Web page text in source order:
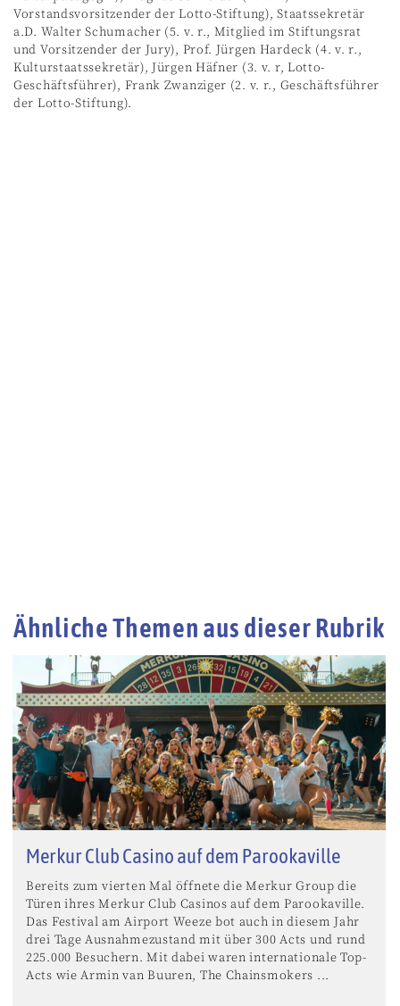
Vorstandsvorsitzender der Lotto-Stiftung), Staatssekretär
a.D. Walter Schumacher (5. v. r., Mitglied im Stiftungsrat
und Vorsitzender der Jury), Prof. Jürgen Hardeck (4. v. r.,
Kulturstaatssekretär), Jürgen Häfner (3. v. r, Lotto-
Geschäftsführer), Frank Zwanziger (2. v. r., Geschäftsführer
der Lotto-Stiftung).
Ähnliche Themen aus dieser Rubrik
Merkur Club Casino auf dem Parookaville
Bereits zum vierten Mal öffnete die Merkur Group die
Türen ihres Merkur Club Casinos auf dem Parookaville.
Das Festival am Airport Weeze bot auch in diesem Jahr
drei Tage Ausnahmezustand mit über 300 Acts und rund
225.000 Besuchern. Mit dabei waren internationale Top-
Acts wie Armin van Buuren, The Chainsmokers ...